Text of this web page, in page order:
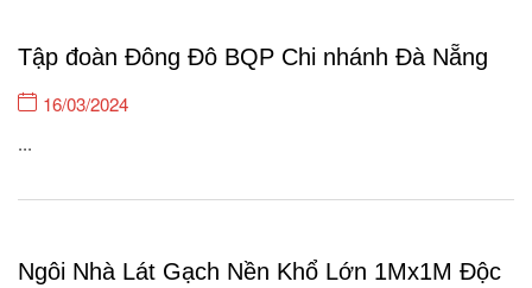
Tập đoàn Đông Đô BQP Chi nhánh Đà Nẵng
16/03/2024
...
Ngôi Nhà Lát Gạch Nền Khổ Lớn 1Mx1M Độc